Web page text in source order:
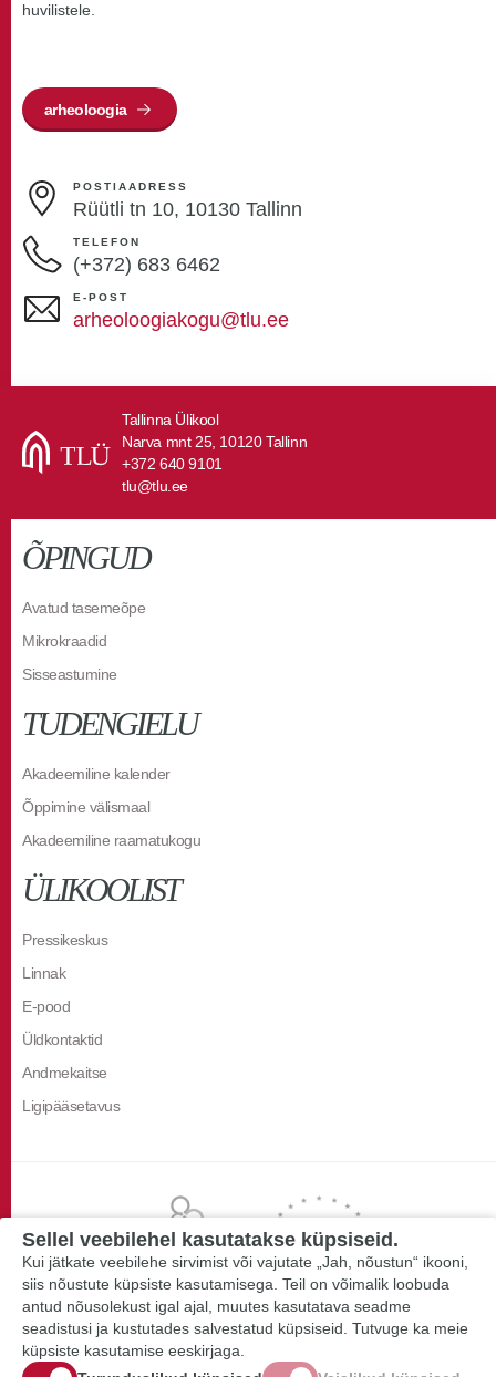
huvilistele.
arheoloogia
POSTIAADRESS
Rüütli tn 10, 10130 Tallinn
TELEFON
(+372) 683 6462
E-POST
arheoloogiakogu@tlu.ee
Tallinna Ülikool
Narva mnt 25, 10120 Tallinn
+372 640 9101
tlu@tlu.ee
ÕPINGUD
Avatud tasemeõpe
Mikrokraadid
Sisseastumine
TUDENGIELU
Akadeemiline kalender
Õppimine välismaal
Akadeemiline raamatukogu
ÜLIKOOLIST
Pressikeskus
Linnak
E-pood
Üldkontaktid
Andmekaitse
Ligipääsetavus
Sellel veebilehel kasutatakse küpsiseid.
Kui jätkate veebilehe sirvimist või vajutate „Jah, nõustun“ ikooni,
siis nõustute küpsiste kasutamisega. Teil on võimalik loobuda
antud nõusolekust igal ajal, muutes kasutatava seadme
seadistusi ja kustutades salvestatud küpsiseid. Tutvuge ka meie
küpsiste kasutamise eeskirjaga.